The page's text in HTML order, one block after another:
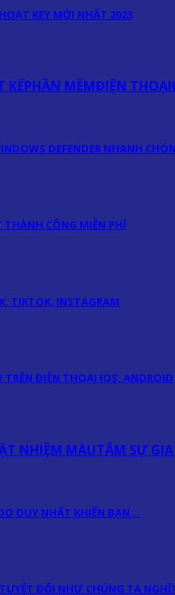
KEY MỚI NHẤT 2023
KẾPHẦN MỀMĐIỆN THOẠI
DEFENDER NHANH
THÀNH CÔNG MIỄN PHÍ
TIKTOK, INSTAGRAM
TRÊN ĐIỆN THOẠI IOS,
NHIỆM MÀUTÂM SỰ
DUY NHẤT KHIẾN BẠN…
ĐỐI NHƯ CHÚNG TA NGHĨ?